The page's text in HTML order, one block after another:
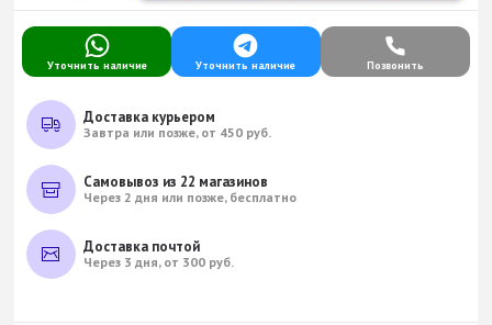
Уточнить наличие Уточнить наличие Позвонить
Доставка курьером
Завтра или позже, от 450 руб.
Самовывоз из 22 магазинов
Через 2 дня или позже, бесплатно
Доставка почтой
Через 3 дня, от 300 руб.